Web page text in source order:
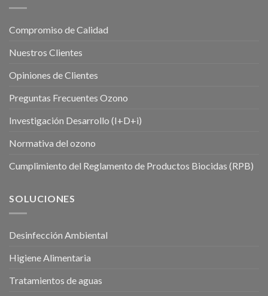
Compromiso de Calidad
Nuestros Clientes
Opiniones de Clientes
Preguntas Frecuentes Ozono
Investigación Desarrollo (I+D+i)
Normativa del ozono
Cumplimiento del Reglamento de Productos Biocidas (RPB)
SOLUCIONES
Desinfección Ambiental
Higiene Alimentaria
Tratamientos de aguas